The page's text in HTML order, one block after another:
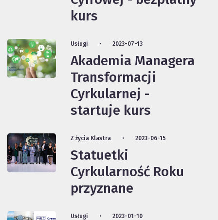
kurs
Usługi 2023-07-13
Akademia Managera
Transformacji
Cyrkularnej -
startuje kurs
Z życia Klastra 2023-06-15
Statuetki
Cyrkularność Roku
przyznane
Usługi 2023-01-10